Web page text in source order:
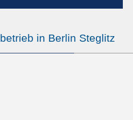
in Berlin Steglitz